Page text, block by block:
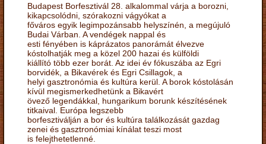
Budapest Borfesztivál 28. alkalommal várja a borozni,
kikapcsolódni, szórakozni vágyókat a
főváros egyik legimpozánsabb helyszínén, a megújuló
Budai Várban. A vendégek nappal és
esti fényében is káprázatos panorámát élvezve
kóstolhatják meg a közel 200 hazai és külföldi
kiállító több ezer borát. Az idei év fókuszába az Egri
borvidék, a Bikavérek és Egri Csillagok, a
helyi gasztronómia és kultúra kerül. A borok kóstolásán
kívül megismerkedhetünk a Bikavért
övező legendákkal, hungarikum borunk készítésének
titkaival. Európa legszebb
borfesztiválján a bor és kultúra találkozását gazdag
zenei és gasztronómiai kínálat teszi most
is felejthetetlenné.